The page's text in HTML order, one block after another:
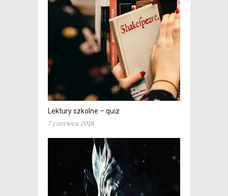
Lektury szkolne – quiz
7 czerwca 2018